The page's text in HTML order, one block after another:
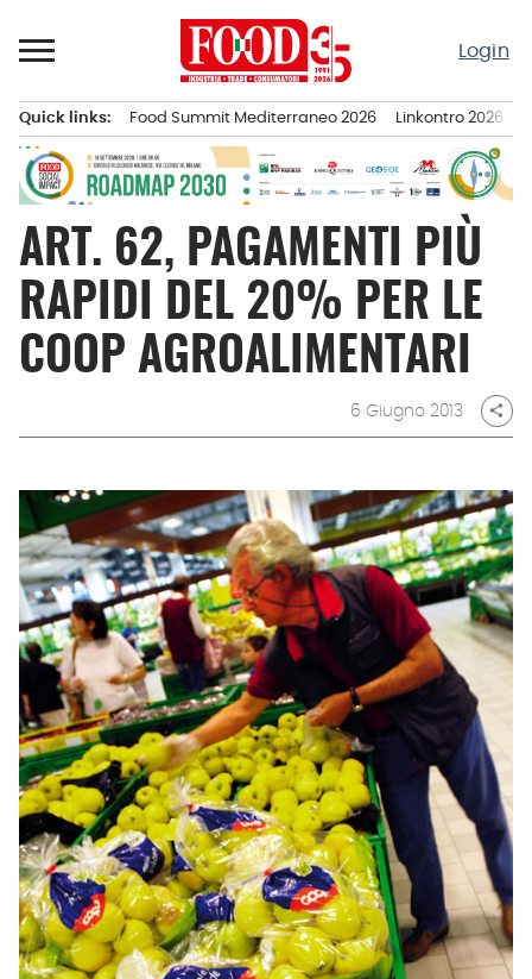
al
Login
principale
Quick links: Food Summit Mediterraneo 2026 Linkontro 2026
ART. 62, PAGAMENTI PIÙ
RAPIDI DEL 20% PER LE
COOP AGROALIMENTARI
6 Giugno 2013 share